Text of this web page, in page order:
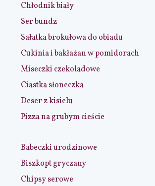
Chłodnik biały
Ser bundz
Sałatka brokułowa do obiadu
Cukinia i bakłażan w pomidorach
Miseczki czekoladowe
Ciastka słoneczka
Deser z kisielu
Pizza na grubym cieście
Babeczki urodzinowe
Biszkopt gryczany
Chipsy serowe